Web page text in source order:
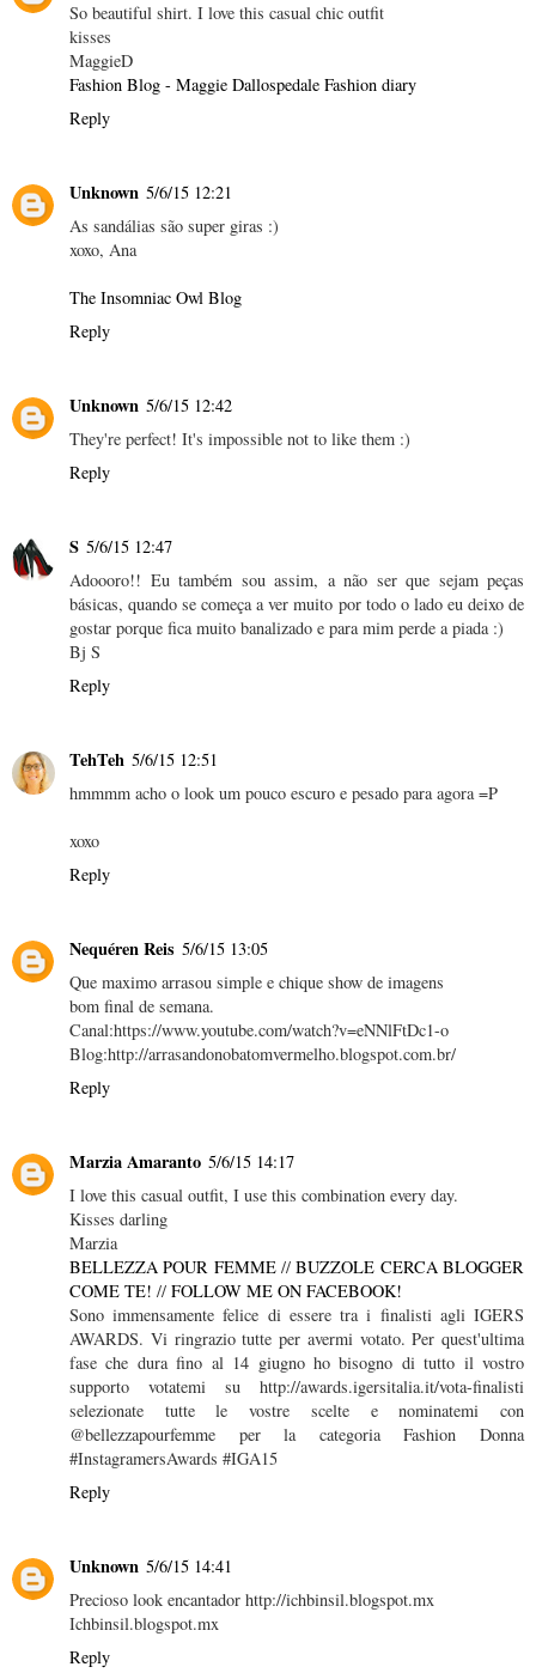
So beautiful shirt. I love this casual chic outfit
kisses
MaggieD
Fashion Blog - Maggie Dallospedale Fashion diary
Reply
Unknown 5/6/15 12:21
As sandálias são super giras :)
xoxo, Ana
The Insomniac Owl Blog
Reply
Unknown 5/6/15 12:42
They're perfect! It's impossible not to like them :)
Reply
S 5/6/15 12:47
Adoooro!! Eu também sou assim, a não ser que sejam peças
básicas, quando se começa a ver muito por todo o lado eu deixo de
gostar porque fica muito banalizado e para mim perde a piada :)
Bj S
Reply
TehTeh 5/6/15 12:51
hmmmm acho o look um pouco escuro e pesado para agora =P
xoxo
Reply
Nequéren Reis 5/6/15 13:05
Que maximo arrasou simple e chique show de imagens
bom final de semana.
Canal:https://www.youtube.com/watch?v=eNNlFtDc1-o
Blog:http://arrasandonobatomvermelho.blogspot.com.br/
Reply
Marzia Amaranto 5/6/15 14:17
I love this casual outfit, I use this combination every day.
Kisses darling
Marzia
BELLEZZA POUR FEMME//BUZZOLE CERCA BLOGGER
COME TE! // FOLLOW ME ON FACEBOOK!
Sono immensamente felice di essere tra i finalisti agli IGERS
AWARDS. Vi ringrazio tutte per avermi votato. Per quest'ultima
fase che dura fino al 14 giugno ho bisogno di tutto il vostro
supporto votatemi su http://awards.igersitalia.it/vota-finalisti
selezionate tutte le vostre scelte e nominatemi con
@bellezzapourfemme per la categoria Fashion Donna
#InstagramersAwards #IGA15
Reply
Unknown 5/6/15 14:41
Precioso look encantador http://ichbinsil.blogspot.mx
Ichbinsil.blogspot.mx
Reply